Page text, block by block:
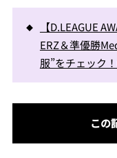
【D.LEAGUE
ERZ＆準優勝
服”をチェック
この